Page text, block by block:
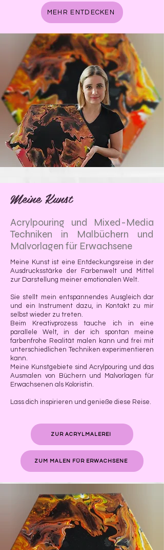
MEHR ENTDECKEN
Meine Kunst
Acrylpouring und Mixed-Media
Techniken in Malbüchern und
Malvorlagen für Erwachsene
Meine Kunst ist eine Entdeckungsreise in der
Ausdrucksstärke der Farbenwelt und Mittel
zur Darstellung meiner emotionalen Welt.
Sie stellt mein entspannendes Ausgleich dar
und ein Instrument dazu, in Kontakt zu mir
selbst wieder zu treten.
Beim Kreativprozess tauche ich in eine
parallele Welt, in der ich spontan meine
farbenfrohe Realität malen kann und frei mit
unterschiedlichen Techniken experimentieren
kann.
Meine Kunstgebiete sind Acrylpouring und das
Ausmalen von Büchern und Malvorlagen für
Erwachsenen als Koloristin.
Lass dich inspirieren und genieße diese Reise.
ZUR ACRYLMALEREI
ZUM MALEN FÜR ERWACHSENE